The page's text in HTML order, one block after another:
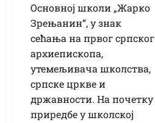
Основној школи „Жарко
Зрењанин“, у знак
сећања на првог српског
архиепископа,
утемељивача школства,
српске цркве и
државности. На почетку
приредбе у школској